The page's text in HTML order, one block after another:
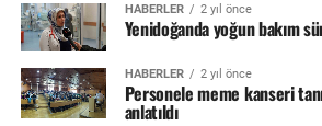
HABERLER 2 yıl önce
Yenidoğanda yoğun bakım
HABERLER 2 yıl önce
Personele meme kanseri
anlatıldı